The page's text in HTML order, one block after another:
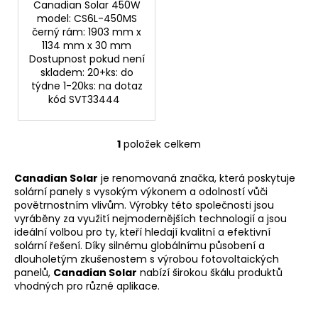
Canadian Solar 450W
model: CS6L-450MS
černý rám: 1903 mm x
1134 mm x 30 mm
Dostupnost pokud není
skladem: 20+ks: do
týdne 1-20ks: na dotaz
kód SVT33444
O
l
á
d
a
c
í
p
r
1 položek celkem
Canadian Solar je renomovaná značka, která poskytuje
solární panely s vysokým výkonem a odolností vůči
povětrnostním vlivům. Výrobky této společnosti jsou
vyráběny za využití nejmodernějších technologií a jsou
ideální volbou pro ty, kteří hledají kvalitní a efektivní
solární řešení. Díky silnému globálnímu působení a
dlouholetým zkušenostem s výrobou fotovoltaických
panelů, Canadian Solar nabízí širokou škálu produktů
vhodných pro různé aplikace.